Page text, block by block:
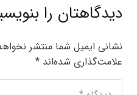
دیدگاهتان را
نشانی ایمیل شما منتشر
علامت‌گذاری شده‌اند *